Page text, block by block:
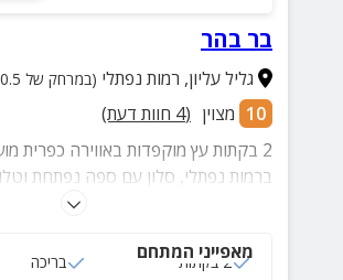
בר בהר
גליל עליון, רמות נפתלי (במרחק של 10.5 ק"מ)
10 מצוין (
4 חוות דעת)
2 בקתות עץ מוקפדות באווירה כפרית
ברמות נפתלי, סלון עם ספה נפתחת
כבלים, חדר שינה עם מיטה זוגית,
מאפייני המתחם
2 בקתות בריכה